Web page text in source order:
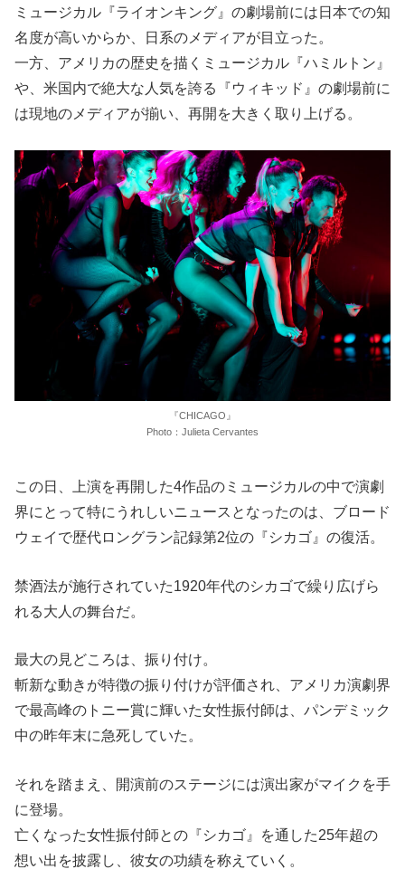
ミュージカル『ライオンキング』の劇場前には日本での知
名度が高いからか、日系のメディアが目立った。
一方、アメリカの歴史を描くミュージカル『ハミルトン』
や、米国内で絶大な人気を誇る『ウィキッド』の劇場前に
は現地のメディアが揃い、再開を大きく取り上げる。
『CHICAGO』
Photo：Julieta Cervantes
この日、上演を再開した4作品のミュージカルの中で演劇
界にとって特にうれしいニュースとなったのは、ブロード
ウェイで歴代ロングラン記録第2位の『シカゴ』の復活。
禁酒法が施行されていた1920年代のシカゴで繰り広げら
れる大人の舞台だ。
最大の見どころは、振り付け。
斬新な動きが特徴の振り付けが評価され、アメリカ演劇界
で最高峰のトニー賞に輝いた女性振付師は、パンデミック
中の昨年末に急死していた。
それを踏まえ、開演前のステージには演出家がマイクを手
に登場。
亡くなった女性振付師との『シカゴ』を通した25年超の
想い出を披露し、彼女の功績を称えていく。